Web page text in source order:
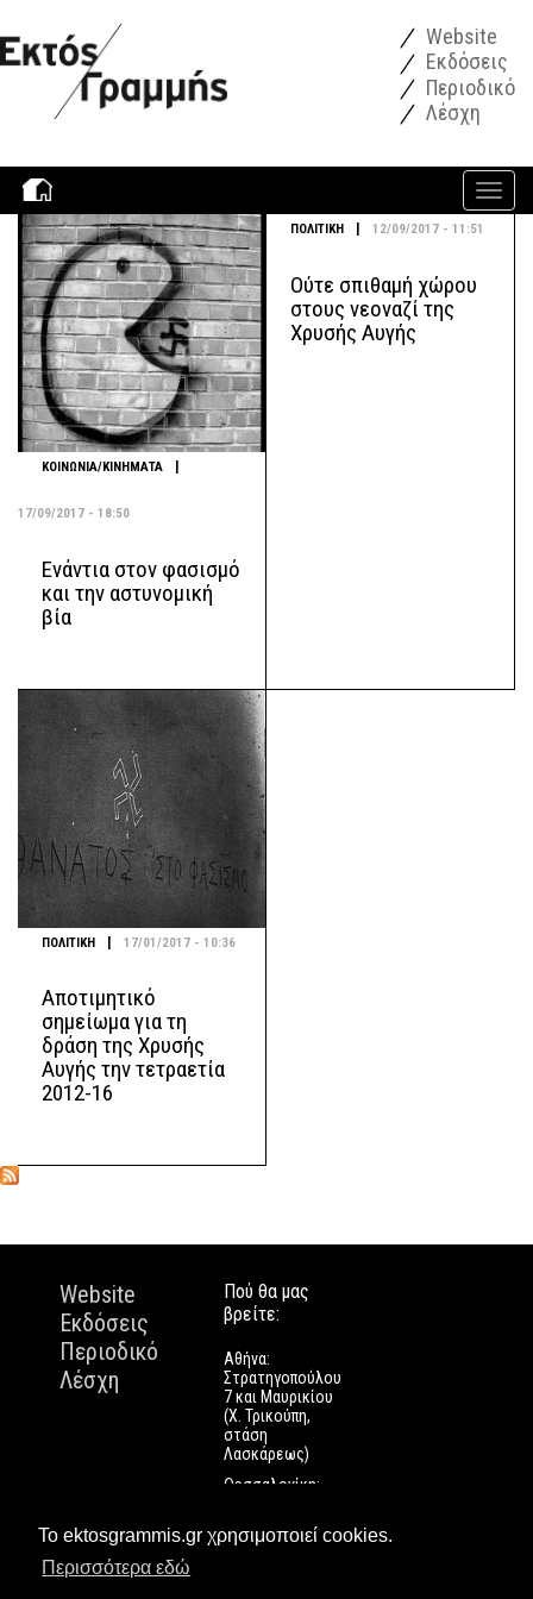
Το ektosgrammis.gr χρησιμοποιεί cookies.
Περισσότερα εδώ
Website
Εκδόσεις
Περιοδικό
Λέσχη
Toggle
ΚΟΙΝΩΝΙΑ/ΚΙΝΗΜΑΤΑ |
17/09/2017 - 18:50
Ενάντια στον φασισμό
και την αστυνομική
βία
ΠΟΛΙΤΙΚΗ 12/09/2017 - 11:51
Ούτε σπιθαμή χώρου
στους νεοναζί της
Χρυσής Αυγής
ΠΟΛΙΤΙΚΗ | 17/01/2017 - 10:36
Αποτιμητικό
σημείωμα για τη
δράση της Χρυσής
Αυγής την τετραετία
2012-16
Website
Εκδόσεις
Περιοδικό
Λέσχη
Πού θα μας
βρείτε:
Αθήνα:
Στρατηγοπούλου
7 και Μαυρικίου
(Χ. Τρικούπη,
στάση
Λασκάρεως)
Θεσσαλονίκη:
Πάτρα: Τριών